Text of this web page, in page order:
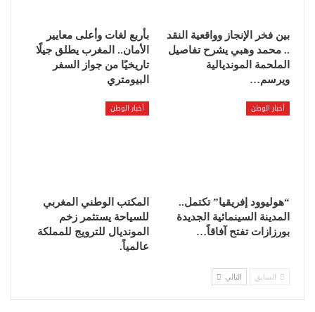
بين فخر الإنجاز وواقعية النقد
.. محمد وهبي يشرح تفاصيل
الملحمة المونديالية
ويرسم…
بأربع لغات وأعلى معايير
الأمان.. المغرب يطلق جيلًا
تاريخيًا من جواز السفر
البيومتري
أخبار الوطن
“هوليوود إفريقيا” تكتمل..
المدينة السينمائية الجديدة
بورزازات تفتح آفاقاً…
أخبار الوطن
المكتب الوطني المغربي
للسياحة يستثمر زخم
المونديال للترويج للمملكة
عالمياً.
السابق التالي